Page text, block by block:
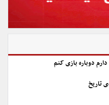
دوباره بازی کنم
تاریخ